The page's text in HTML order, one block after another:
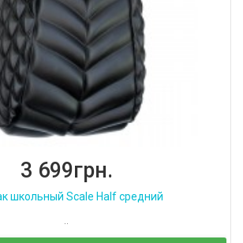
3 699грн.
школьный Scale Half средний
..